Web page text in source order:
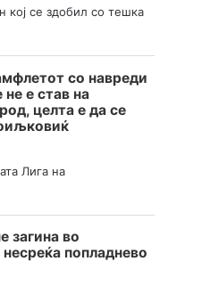
кој се здобил со тешка
со навреди
е став на
целта е да се
Лига на
загина во
несреќа попладнево